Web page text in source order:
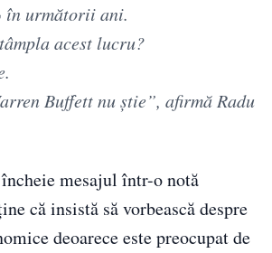
în următorii ani.
acest lucru?
Buffett nu știe”, afirmă Radu
mesajul într-o notă
că insistă să vorbească despre
deoarece este preocupat de